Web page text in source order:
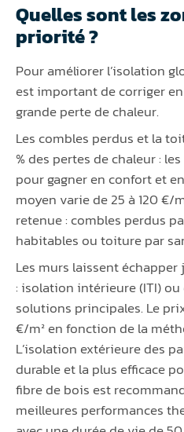
Quelles sont les
priorité ?
Pour améliorer l’isolation
est important de corriger
grande perte de chaleur.
Les combles perdus et la
% des pertes de chaleur :
pour gagner en confort et
moyen varie de 25 à 120 €/
retenue : combles perdus
habitables ou toiture par
Les murs laissent échapper
: isolation intérieure (ITI) ou
solutions principales. Le
€/m² en fonction de la
L’isolation extérieure des
durable et la plus efficace
fibre de bois est
meilleures performances